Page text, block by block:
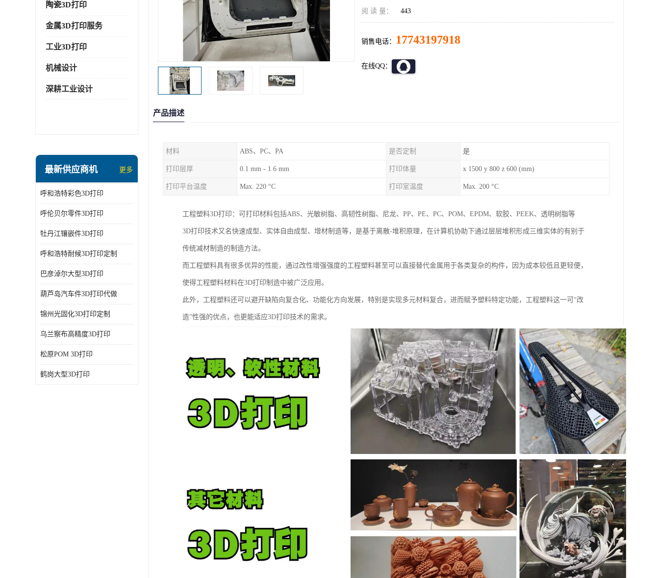
陶瓷3D打印
金属3D打印服务
工业3D打印
机械设计
深耕工业设计
最新供应商机 更多
呼和浩特彩色3D打印
呼伦贝尔零件3D打印
牡丹江镶嵌件3D打印
呼和浩特耐候3D打印定制
巴彦淖尔大型3D打印
葫芦岛汽车件3D打印代做
锦州光固化3D打印定制
乌兰察布高精度3D打印
松原POM 3D打印
鹤岗大型3D打印
阅 读 量： 443
销售电话： 17743197918
在线QQ：
产品描述
材料 ABS、PC、PA 是否定制 是
打印层厚 0.1 mm - 1.6 mm 打印体量 x 1500 y 800 z 600 (mm)
打印平台温度 Max. 220 °C 打印室温度 Max. 200 °C
工程塑料3D打印：可打印材料包括ABS、光敏树脂、高韧性树脂、尼龙、PP、PE、PC、POM、EPDM、软胶、PEEK、透明树脂等
3D打印技术又名快速成型、实体自由成型、增材制造等，是基于离散-堆积原理，在计算机协助下通过层层堆积形成三维实体的有别于
传统减材制造的制造方法。
而工程塑料具有很多优异的性能，通过改性增强强度的工程塑料甚至可以直接替代金属用于各类复杂的构件，因为成本较低且更轻便，
使得工程塑料材料在3D打印制造中被广泛应用。
此外，工程塑料还可以避开缺陷向复合化、功能化方向发展，特别是实现多元材料复合，进而赋予塑料特定功能，工程塑料这一可“改
造”性强的优点，也更能适应3D打印技术的需求。